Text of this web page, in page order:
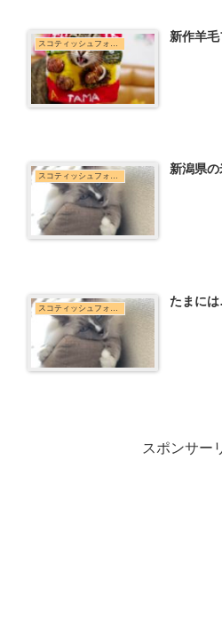
スコティッシュフォールド 新作羊
新潟県
たまに
スポンサー